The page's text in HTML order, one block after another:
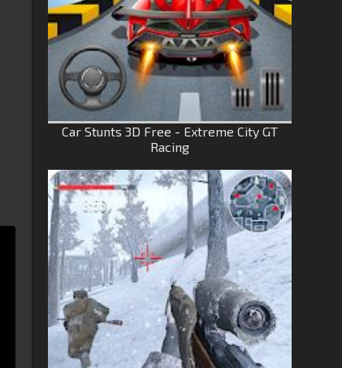
Car Stunts 3D Free - Extreme City GT
Racing